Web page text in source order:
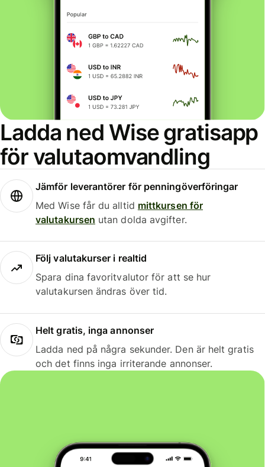
Ladda ned Wise gratisapp
för valutaomvandling
Jämför leverantörer för penningöverföringar
Med Wise får du alltid mittkursen för
valutakursen utan dolda avgifter.
Följ valutakurser i realtid
Spara dina favoritvalutor för att se hur
valutakursen ändras över tid.
Helt gratis, inga annonser
Ladda ned på några sekunder. Den är helt gratis
och det finns inga irriterande annonser.